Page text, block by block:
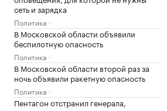
сеть и зарядка
Политика
В Московской области объявили
беспилотную опасность
Политика
В Московской области второй раз за
ночь объявили ракетную опасность
Политика
Пентагон отстранил генерала,